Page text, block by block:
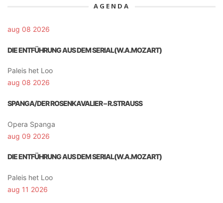
AGENDA
aug 08 2026
DIE ENTFÜHRUNG AUS DEM SERIAL(W.A.MOZART)
Paleis het Loo
aug 08 2026
SPANGA/DER ROSENKAVALIER – R.STRAUSS
Opera Spanga
aug 09 2026
DIE ENTFÜHRUNG AUS DEM SERIAL(W.A.MOZART)
Paleis het Loo
aug 11 2026